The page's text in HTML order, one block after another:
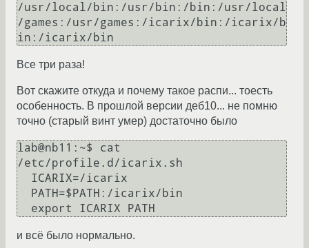
/usr/local/bin:/usr/bin:/bin:/usr/local
/games:/usr/games:/icarix/bin:/icarix/b
Все три раза!
Вот скажите откуда и почему такое распи... тоесть
особенность. В прошлой версии деб10... не помню
точно (старый винт умер) достаточно было
lab@nb11:~$ cat
/etc/profile.d/icarix.sh
и всё было нормально.